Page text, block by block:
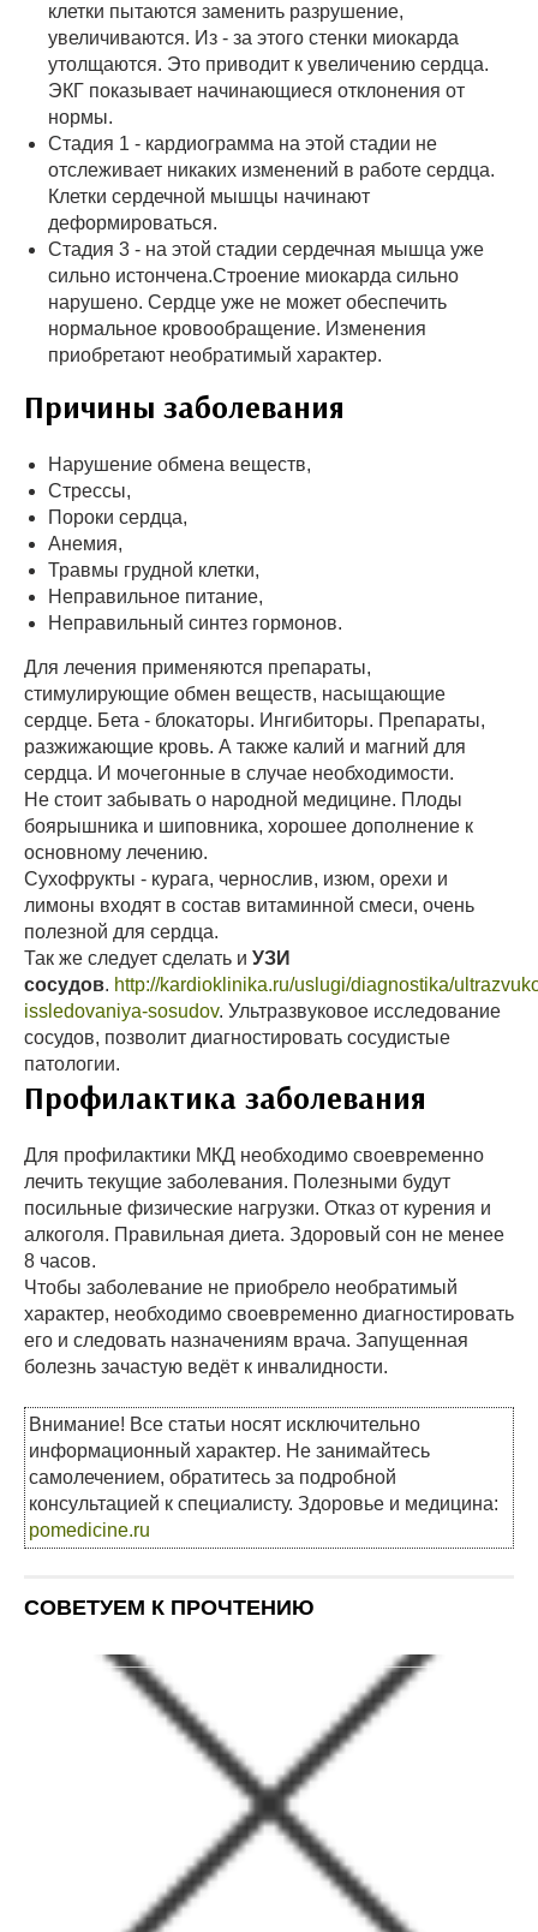
клетки пытаются заменить разрушение,
увеличиваются. Из - за этого стенки миокарда
утолщаются. Это приводит к увеличению сердца.
ЭКГ показывает начинающиеся отклонения от
нормы.
Стадия 1 - кардиограмма на этой стадии не
отслеживает никаких изменений в работе сердца.
Клетки сердечной мышцы начинают
деформироваться.
Стадия 3 - на этой стадии сердечная мышца уже
сильно истончена.Строение миокарда сильно
нарушено. Сердце уже не может обеспечить
нормальное кровообращение. Изменения
приобретают необратимый характер.
Причины заболевания
Нарушение обмена веществ,
Стрессы,
Пороки сердца,
Анемия,
Травмы грудной клетки,
Неправильное питание,
Неправильный синтез гормонов.
Для лечения применяются препараты,
стимулирующие обмен веществ, насыщающие
сердце. Бета - блокаторы. Ингибиторы. Препараты,
разжижающие кровь. А также калий и магний для
сердца. И мочегонные в случае необходимости.
Не стоит забывать о народной медицине. Плоды
боярышника и шиповника, хорошее дополнение к
основному лечению.
Сухофрукты - курага, чернослив, изюм, орехи и
лимоны входят в состав витаминной смеси, очень
полезной для сердца.
Так же следует сделать и УЗИ
сосудов. http://kardioklinika.ru/uslugi/diagnostika/
issledovaniya-sosudov. Ультразвуковое исследование
сосудов, позволит диагностировать сосудистые
патологии.
Профилактика заболевания
Для профилактики МКД необходимо своевременно
лечить текущие заболевания. Полезными будут
посильные физические нагрузки. Отказ от курения и
алкоголя. Правильная диета. Здоровый сон не менее
8 часов.
Чтобы заболевание не приобрело необратимый
характер, необходимо своевременно диагностировать
его и следовать назначениям врача. Запущенная
болезнь зачастую ведёт к инвалидности.
Внимание! Все статьи носят исключительно
информационный характер. Не занимайтесь
самолечением, обратитесь за подробной
консультацией к специалисту. Здоровье и медицина:
pomedicine.ru
СОВЕТУЕМ К ПРОЧТЕНИЮ